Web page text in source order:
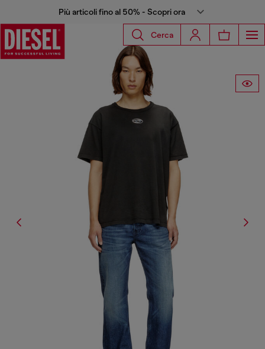
Più articoli fino al 50% - Scopri ora
Cerca